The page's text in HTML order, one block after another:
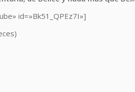
id=»Bk51_QPEz7I»]